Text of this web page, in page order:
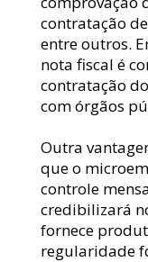
contratação
entre outros.
nota fiscal é
contratação
com órgãos
Outra
que o
controle
credibilizará
fornece
regularidade